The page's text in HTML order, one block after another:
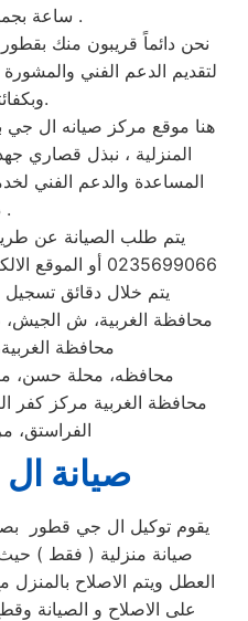
ساعة بجميع احياء قطور .
نحن دائماً قريبون منك
لتقديم الدعم الفني
وبكفائتنا المهنية.
هنا موقع مركز صيانه ال جي
المنزلية ، نبذل قصاري
المساعدة والدعم الفني
دوما .
يتم طلب الصيانة عن
0235699066 أو
يتم خلال دقائق
محافظة الغربية، ش الجيش، طنطا (قسم
محافظة
محافظه، محلة حسن،
محافظة الغربية مركز كفر
الفراستق،
صيانة
يقوم توكيل ال جي قطور
صيانة منزلية ( فقط )
العطل ويتم الاصلاح
على الاصلاح و الصيانة